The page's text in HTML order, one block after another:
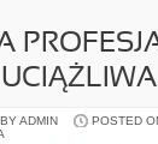
ADMIN POSTED